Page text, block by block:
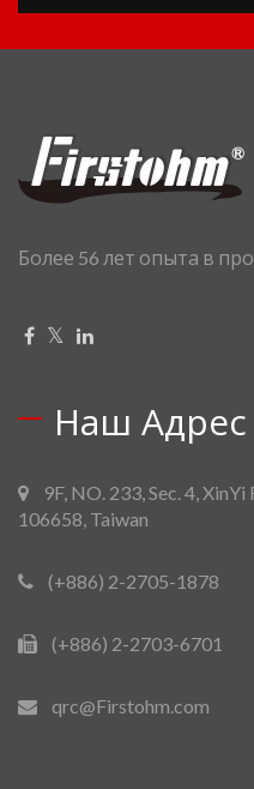
Более 56 лет опыта в
Наш Адрес
9F, NO. 233, Sec. 4,
106658, Taiwan
(+886) 2-2705-1878
(+886) 2-2703-6701
qrc@Firstohm.com